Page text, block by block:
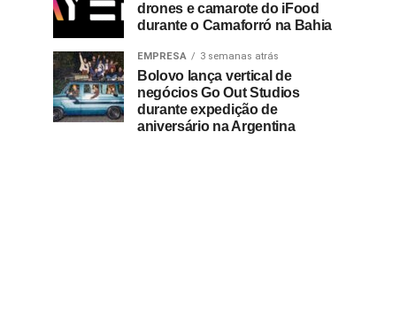
drones e camarote do iFood
durante o Camaforró na Bahia
EMPRESA 3 semanas atrás
Bolovo lança vertical de
negócios Go Out Studios
durante expedição de
aniversário na Argentina